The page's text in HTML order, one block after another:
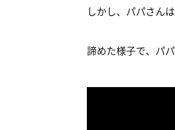
しかし、パパさん
諦めた様子で、パ